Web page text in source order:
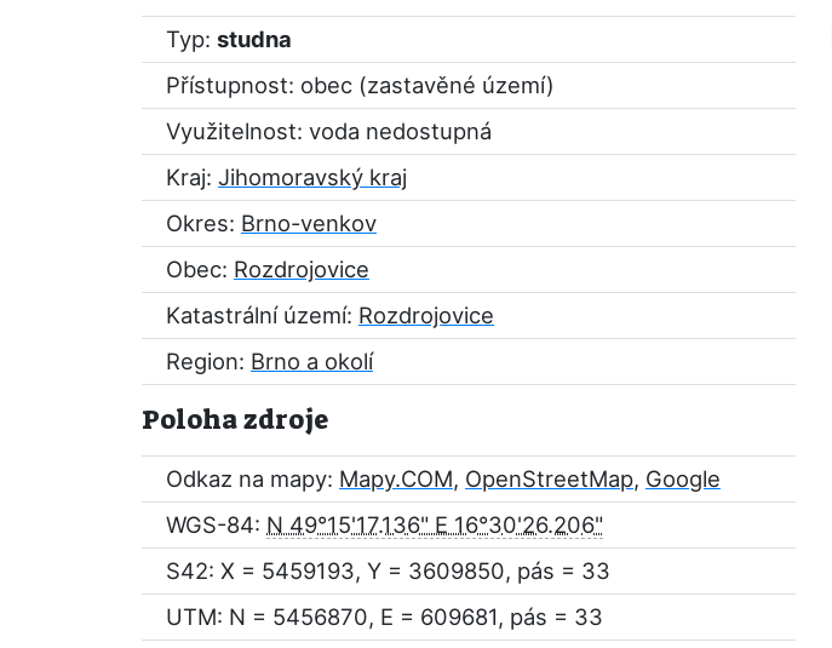
Typ: studna
Přístupnost: obec (zastavěné území)
Využitelnost: voda nedostupná
Kraj: Jihomoravský kraj
Okres: Brno-venkov
Obec: Rozdrojovice
Katastrální území: Rozdrojovice
Region: Brno a okolí
Poloha zdroje
Odkaz na mapy: Mapy.COM, OpenStreetMap, Google
WGS-84: N 49°15'17.136" E 16°30'26.206"
S42: X = 5459193, Y = 3609850, pás = 33
UTM: N = 5456870, E = 609681, pás = 33